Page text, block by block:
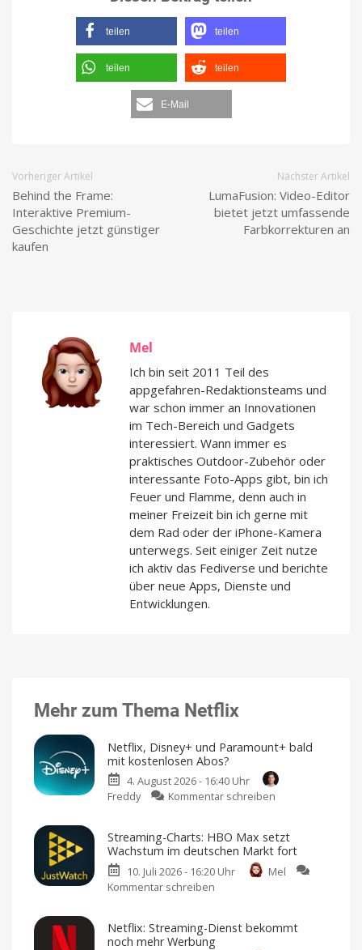
teilen teilen
teilen teilen
E-Mail
Vorheriger Artikel
Behind the Frame:
Interaktive Premium-
Geschichte jetzt günstiger
kaufen
Nächster Artikel
LumaFusion: Video-Editor
bietet jetzt umfassende
Farbkorrekturen an
Mel
Ich bin seit 2011 Teil des
appgefahren-Redaktionsteams und
war schon immer an Innovationen
im Tech-Bereich und Gadgets
interessiert. Wann immer es
praktisches Outdoor-Zubehör oder
interessante Foto-Apps gibt, bin ich
Feuer und Flamme, denn auch in
meiner Freizeit bin ich gerne mit
dem Rad oder der iPhone-Kamera
unterwegs. Seit einiger Zeit nutze
ich aktiv das Fediverse und berichte
über neue Apps, Dienste und
Entwicklungen.
Mehr zum Thema Netflix
Netflix, Disney+ und Paramount+ bald
mit kostenlosen Abos?
4. August 2026 - 16:40 Uhr
Freddy
Kommentar schreiben
und
Paramount+
bald
Gratis-
Streaming-Charts: HBO Max setzt
Wachstum im deutschen Markt fort
10. Juli 2026 - 16:20 Uhr
Mel
Kommentar schreiben
HBO
Netflix: Streaming-Dienst bekommt
noch mehr Werbung